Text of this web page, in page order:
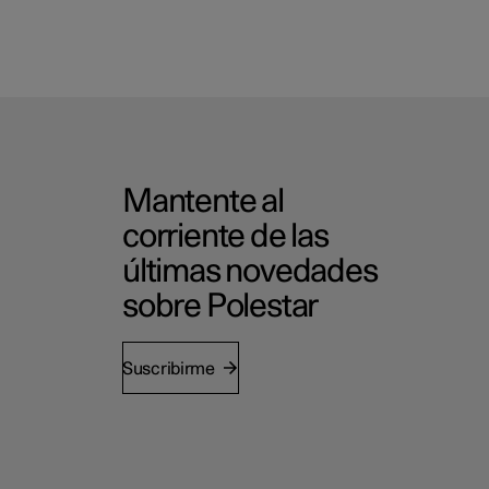
Mantente al
corriente de las
últimas novedades
sobre Polestar
Suscribirme